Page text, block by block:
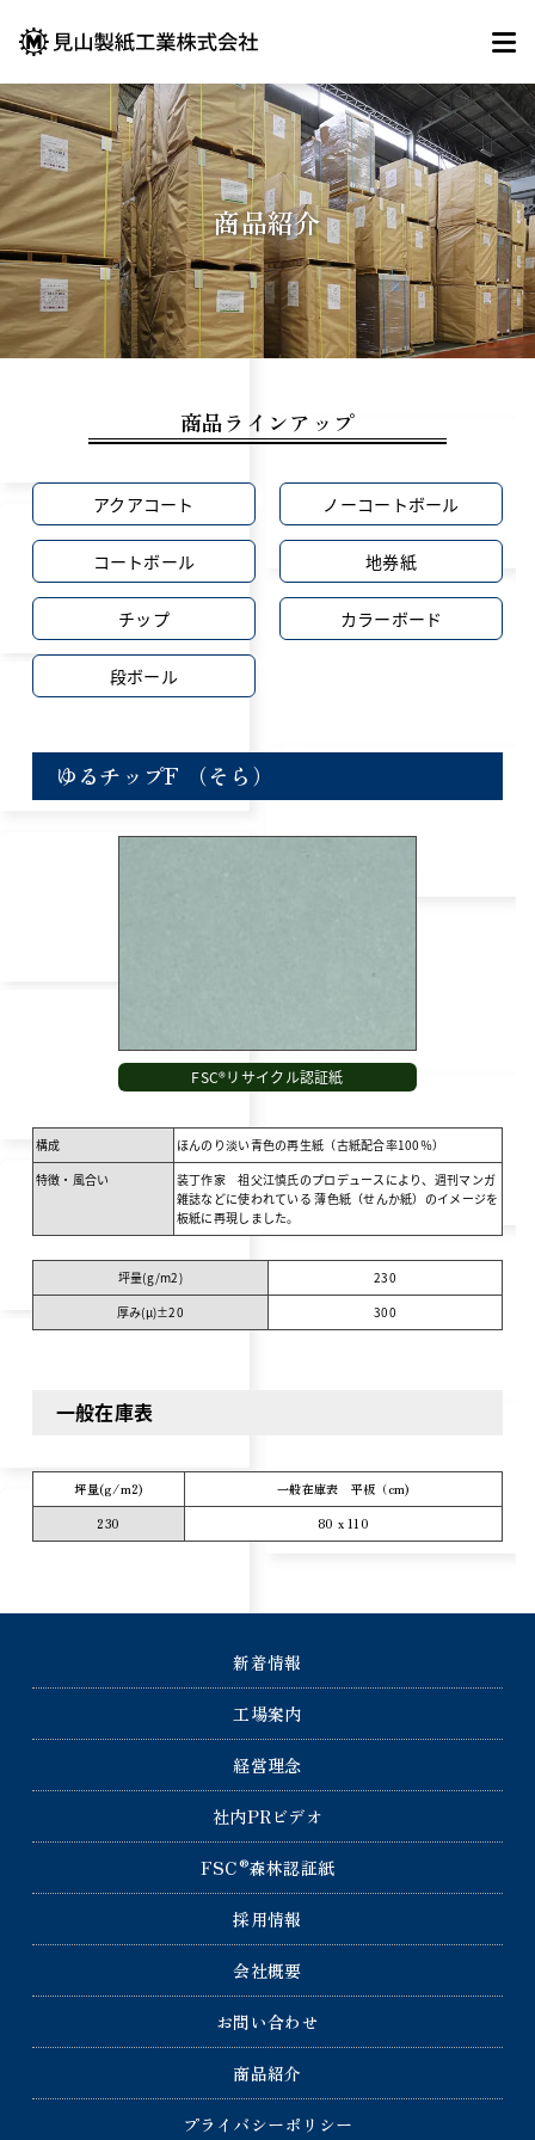
商品紹介
商品ラインアップ
アクアコート ノーコートボール
コートボール 地券紙
チップ カラーボード
段ボール
ゆるチップF （そら）
FSC®リサイクル認証紙
構成
ほんのり淡い青色の再生紙（古紙配合率100％）
特徴・風合い
装丁作家 祖父江慎氏のプロデュースにより、週刊マンガ
雑誌などに使われている 薄色紙（せんか紙）のイメージを
板紙に再現しました。
坪量(g/m2)
230
厚み(μ)±20
300
一般在庫表
坪量(g/m2)
一般在庫表 平板（cm)
230
80 x 110
新着情報
工場案内
経営理念
社内PRビデオ
FSC®森林認証紙
採用情報
会社概要
お問い合わせ
商品紹介
プライバシーポリシー